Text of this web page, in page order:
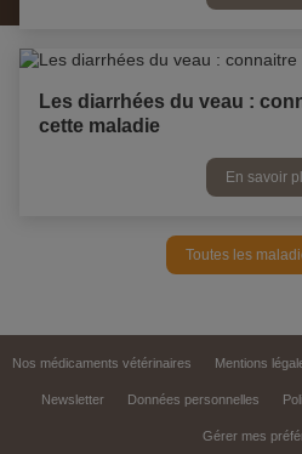
En savoir
Les diarrhées du veau :
cette maladie
Toutes les
Nos médicaments vétérinaires Mentions
Newsletter Données personnelles
Gérer mes